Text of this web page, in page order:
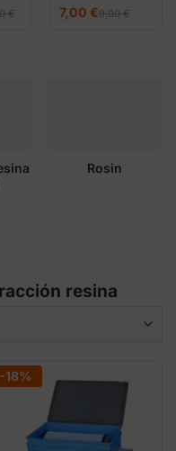
€ 9,00€
El
precio
7,00 €
El
precio
Rosin
resina
-18%